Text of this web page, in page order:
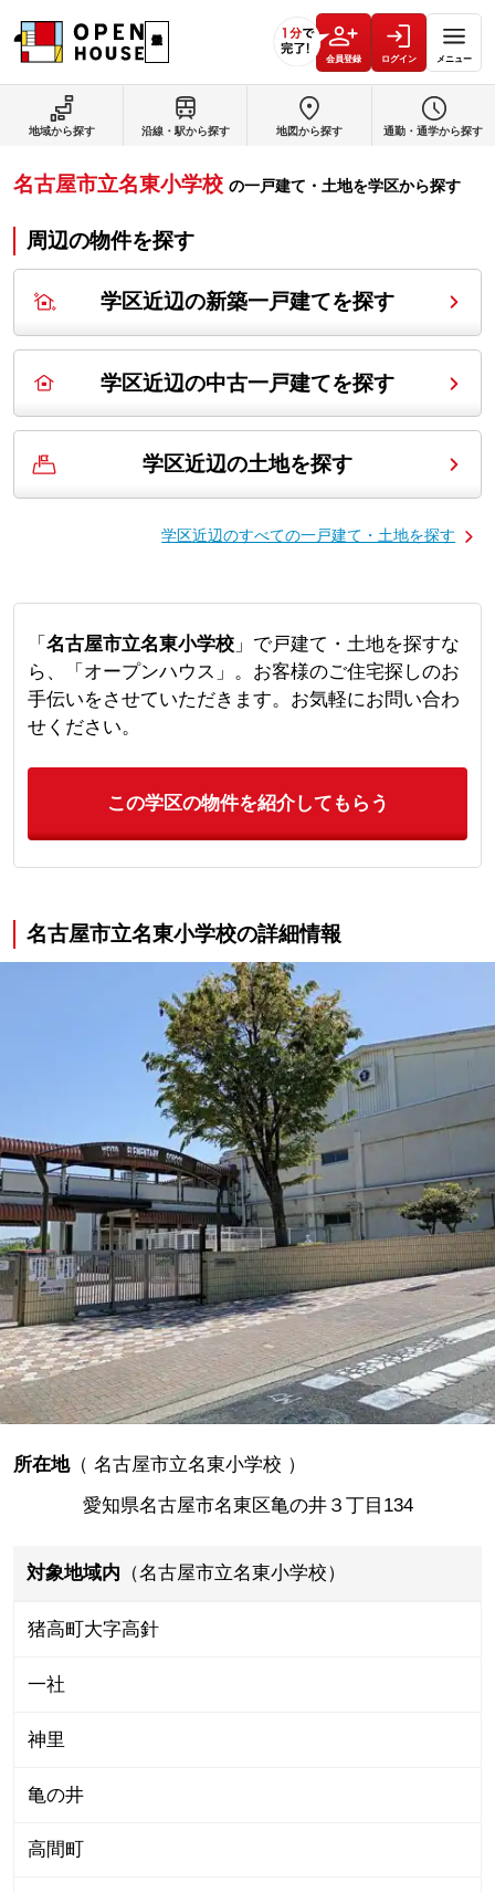
会員登録 ログイン メニュー
地域から探す 沿線・駅から探す 地図から探す 通勤・通学から探す
名古屋市立名東小学校 の一戸建て・土地を学区から探す
周辺の物件を探す
学区近辺の新築一戸建てを探す
学区近辺の中古一戸建てを探す
学区近辺の土地を探す
学区近辺のすべての一戸建て・土地を探す
「 名古屋市立名東小学校」で戸建て・土地を探すな
ら、「オープンハウス」。お客様のご住宅探しのお
手伝いをさせていただきます。お気軽にお問い合わ
せください。
この学区の物件を紹介してもらう
名古屋市立名東小学校の詳細情報
所在地（ 名古屋市立名東小学校 ）
愛知県名古屋市名東区亀の井３丁目134
対象地域内 （名古屋市立名東小学校）
猪高町大字高針
一社
神里
亀の井
高間町